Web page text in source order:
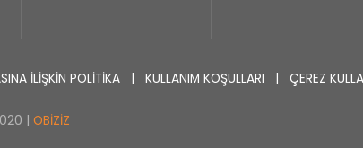
İLİŞKİN POLİTİKA |KULLANIM KOŞULLARI |ÇEREZ
|OBIZIZ